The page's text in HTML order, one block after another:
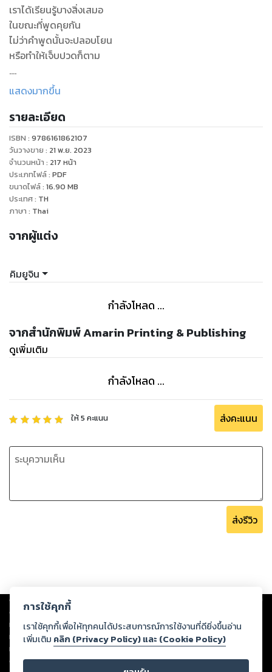
เราได้เรียนรู้บางสิ่งเสมอ
ในขณะที่พูดคุยกัน
ไม่ว่าคำพูดนั้นจะปลอบโยน
หรือทำให้เจ็บปวดก็ตาม
.
การได้เห็นผู้คนพบหน้าและพูดคุยกันในครอบครัว
แม้แต่ร้านกาแฟซึ่งเป็นพื้นที่เชิงสัญลักษณ์สำหรับ "การสนทนา"
มานาน
ก็ยังกลายเป็นที่ทำงาน คิด และพักผ่อนตามลำพัง
กลายเป็น "พื้นที่ส่วนตัว" ที่ต้องระมัดระวังแม้แต่การสนทนา
.
โลกหมุนเร็วเกินกว่าจะเจอหน้ากัน
ทุกอย่างจัดการได้อย่างราบรื่นโดย "ไม่ต้องพบกันก็ได้"
แสดงมากขึ้น
รายละเอียด
ISBN : 9786161862107
วันวางขาย : 21 พ.ย. 2023
จำนวนหน้า : 217 หน้า
ประเภทไฟล์: PDF
ขนาดไฟล์: 16.90 MB
ประเทศ: TH
ภาษา : Thai
จากผู้แต่ง
คิมยูจิน
กำลังโหลด ...
จากสำนักพิมพ์ Amarin Printing & Publishing
ดูเพิ่มเติม
กำลังโหลด ...
ให้5 คะแนน ส่งคะแนน
ส่งรีวิว
Copyright © 2026
ต่อผลงานหรือเนื้อหาใดที่อัปโหลดผ่านเว็บไซต์และปรากฏว่าละเมิดสิทธิใน
ทรัพย์สินทางปัญญาของบุคคลอื่นหรือขัดต่อกฎหมายและศีลธรรม ดังนั้น ผู้อ่าน
ทุกท่านโปรดใช้วิจารณญาณในการกลั่นกรองด้วยตนเอง และหากท่านพบว่าส่วน
หนึ่งส่วนใดขัดต่อกฎหมายและศีลธรรม กรุณาแจ้งมายังบริษัท เพื่อทีมงานจะได้
ดำเนินการในทันที ทั้งนี้ ทางสตอรี่ล็อกขอสงวนลิขสิทธิ์ตามพระราชบัญญัติ
การใช้คุกกี้
เราใช้คุกกี้เพื่อให้ทุกคนได้ประสบการณ์การใช้งานที่ดียิ่งขึ้นอ่าน
เพิ่มเติม คลิก (Privacy Policy) และ (Cookie Policy)